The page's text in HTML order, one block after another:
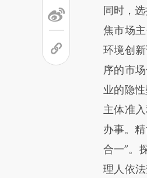
同时，
焦市场
环境创
序的市
业的隐
主体准
办事。
合一”。
理人依